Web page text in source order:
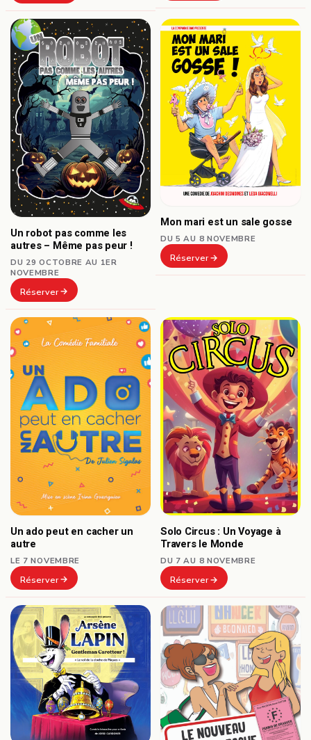
Un robot pas comme les
autres – Même pas peur !
DU 29 OCTOBRE AU 1ER
NOVEMBRE
Réserver
Mon mari est un sale gosse
DU 5 AU 8 NOVEMBRE
Réserver
Un ado peut en cacher un
autre
LE 7 NOVEMBRE
Réserver
Solo Circus : Un Voyage à
Travers le Monde
DU 7 AU 8 NOVEMBRE
Réserver